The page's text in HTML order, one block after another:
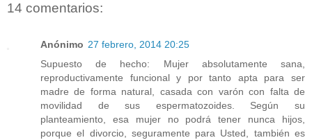
14 comentarios:
Anónimo 27 febrero, 2014 20:25
Supuesto de hecho: Mujer absolutamente sana,
reproductivamente funcional y por tanto apta para ser
madre de forma natural, casada con varón con falta de
movilidad de sus espermatozoides. Según su
planteamiento, esa mujer no podrá tener nunca hijos,
porque el divorcio, seguramente para Usted, también es